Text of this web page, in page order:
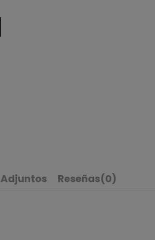
Adjuntos Reseñas(0)